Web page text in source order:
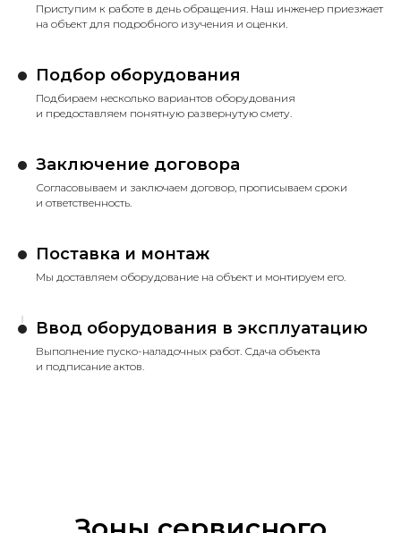
Приступим к работе в день обращения. Наш инженер приезжает
на объект для подробного изучения и оценки.
Подбор оборудования
Подбираем несколько вариантов оборудования
и предоставляем понятную развернутую смету.
Заключение договора
Согласовываем и заключаем договор, прописываем сроки
и ответственность.
Поставка и монтаж
Мы доставляем оборудование на объект и монтируем его.
Ввод оборудования в эксплуатацию
Выполнение пуско-наладочных работ. Сдача объекта
и подписание актов.